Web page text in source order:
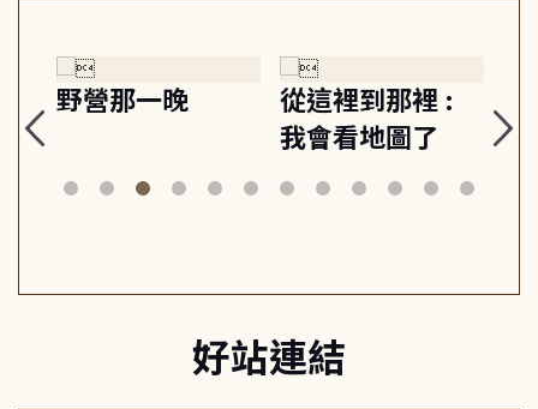
野營那一晚
從這裡到那裡 :
我會看地圖了
美
好站連結